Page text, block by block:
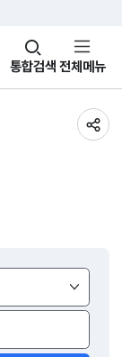
통합검색
창
열기 전체메뉴